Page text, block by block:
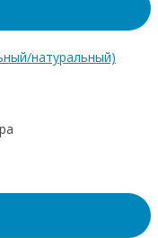
натуральный)